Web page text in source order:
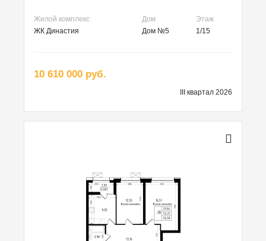
Жилой комплекс Дом
Этаж
ЖК Династия
Дом №5 1/15
10 610 000 руб.
III квартал 2026